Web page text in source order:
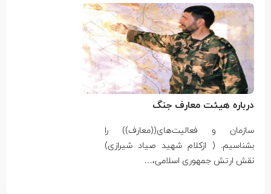
درباره هیئت معارف جنگ
سازمان و فعالیت‌های((معارف)) را
بشناسیم. ( ازکلام شهید صیاد شیرازی)
نقش ارتش جمهوری اسلامی،…